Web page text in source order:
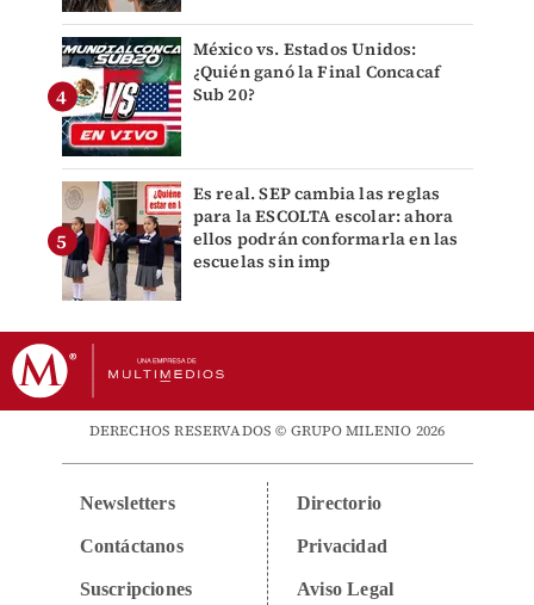
México vs. Estados Unidos:
¿Quién ganó la Final Concacaf
Sub 20?
Es real. SEP cambia las reglas
para la ESCOLTA escolar: ahora
ellos podrán conformarla en las
escuelas sin imp
DERECHOS RESERVADOS © GRUPO MILENIO 2026
Newsletters
Contáctanos
Suscripciones
Directorio
Privacidad
Aviso Legal